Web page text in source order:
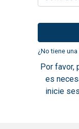
¿No tiene
Por favor,
es
inicie